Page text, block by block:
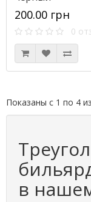
200.00 грн
0
Показаны с 1 по 4
в